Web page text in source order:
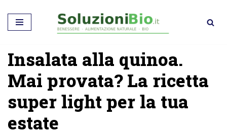
Vai
contenuto
Insalata alla quinoa.
Mai provata? La ricetta
super light per la tua
estate